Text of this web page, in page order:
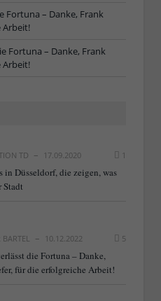
Fortuna – Danke, Frank
Arbeit!
Fortuna – Danke, Frank
Arbeit!
TD 17.09.2020 1
in Düsseldorf, die zeigen, was
Stadt
10.12.2022 5
die Fortuna – Danke,
für die erfolgreiche Arbeit!